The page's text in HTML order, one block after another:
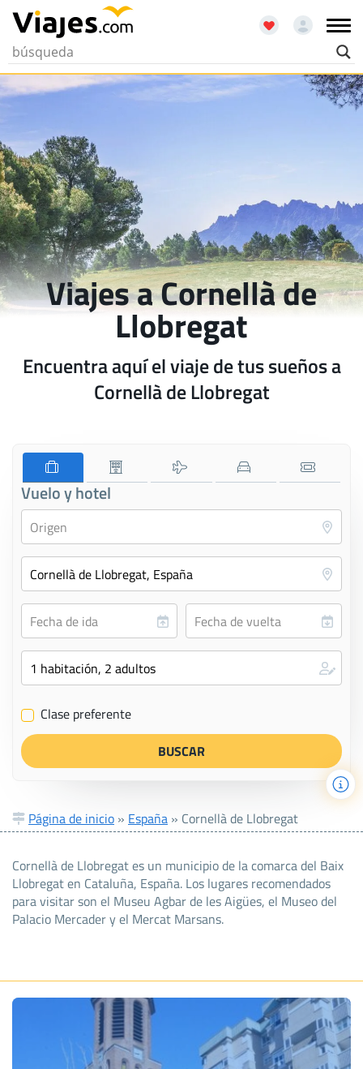
Viajes a Cornellà de
Llobregat
Encuentra aquí el viaje de tus sueños a
Cornellà de Llobregat
Vuelo y hotel
✔ Clase preferente
Página de inicio » España » Cornellà de Llobregat
Cornellà de Llobregat es un municipio de la comarca del Baix
Llobregat en Cataluña, España. Los lugares recomendados
para visitar son el Museu Agbar de les Aigües, el Museo del
Palacio Mercader y el Mercat Marsans.